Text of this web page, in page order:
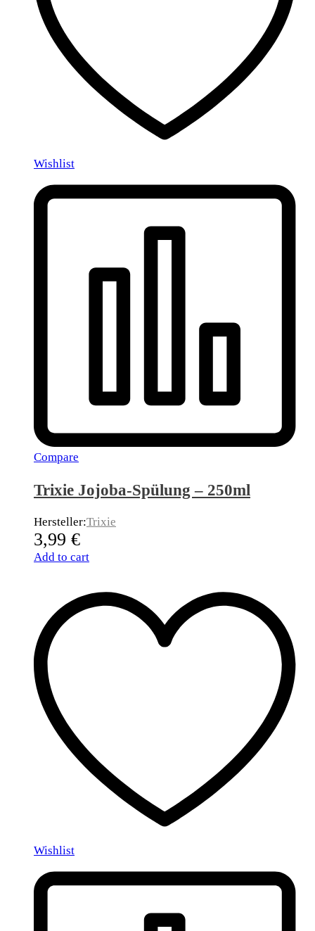
Wishlist
Compare
Trixie Jojoba-Spülung – 250ml
Hersteller:Trixie
3,99 €
Add to cart
Wishlist